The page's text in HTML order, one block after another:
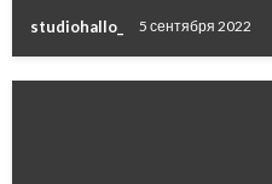
studiohallo_ 5 сентября 2022